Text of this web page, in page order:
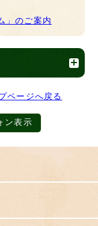
」のご案内
ページへ戻る
ン表示